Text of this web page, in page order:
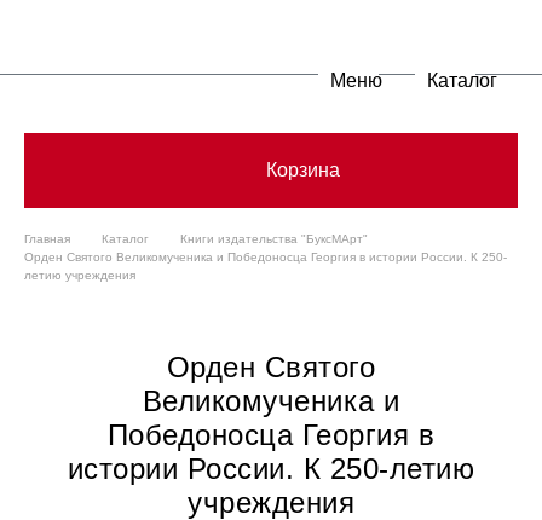
Меню Каталог
Корзина
Главная Каталог
Книги издательства "БуксМАрт"
Орден Святого Великомученика и Победоносца Георгия в истории России. К 250-
летию учреждения
Орден Святого
Великомученика и
Победоносца Георгия в
истории России. К 250-летию
учреждения